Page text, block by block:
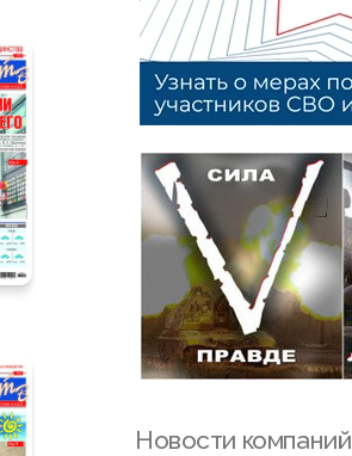
Новости компаний